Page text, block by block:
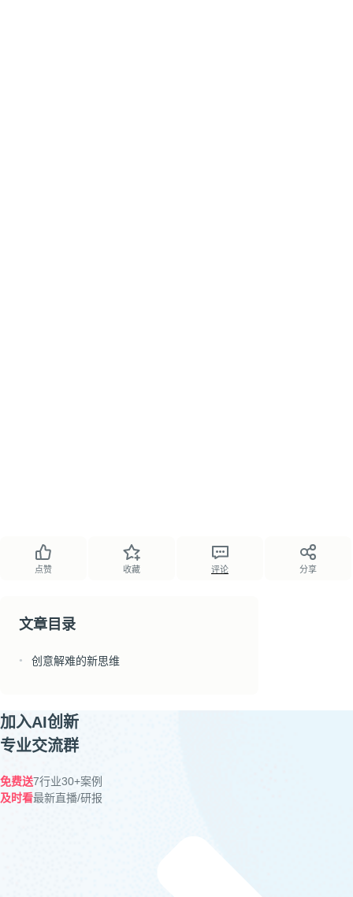
点赞 收藏 评论 分享
文章目录
● 创意解难的新思维
加入AI创新
专业交流群
免费送7行业30+案例
及时看最新直播/研报